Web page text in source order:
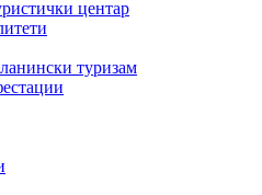
центар
туризам